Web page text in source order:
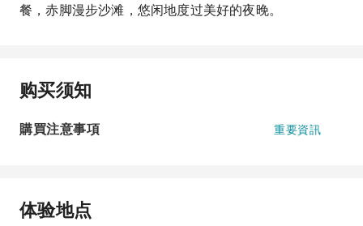
餐，赤脚漫步沙滩，悠闲地度过美好的夜晚。
购买须知
購買注意事項 重要資訊
体验地点